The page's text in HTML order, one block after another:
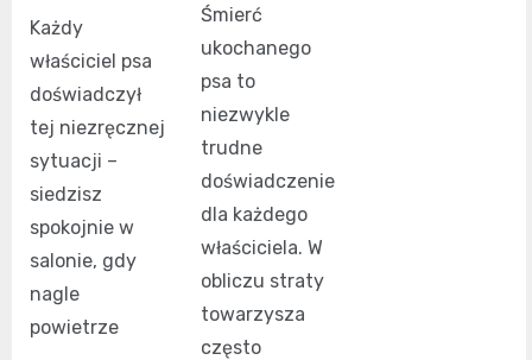
Każdy
właściciel psa
doświadczył
tej niezręcznej
sytuacji –
siedzisz
spokojnie w
salonie, gdy
nagle
powietrze
Śmierć
ukochanego
psa to
niezwykle
trudne
doświadczenie
dla każdego
właściciela. W
obliczu straty
towarzysza
często